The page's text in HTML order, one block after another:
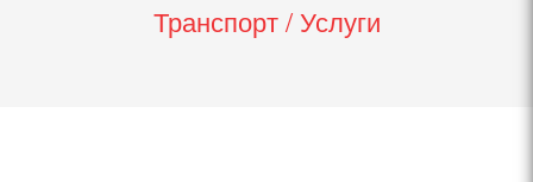
Транспорт / Услуги